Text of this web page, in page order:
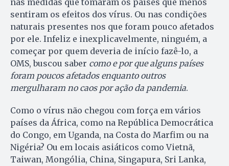
nas medidas que tomaram os países que menos
sentiram os efeitos dos vírus. Ou nas condições
naturais presentes nos que foram pouco afetados
por ele. Infeliz e inexplicavelmente, ninguém, a
começar por quem deveria de início fazê-lo, a
OMS, buscou saber como e por que alguns países
foram poucos afetados enquanto outros
mergulharam no caos por ação da pandemia.
Como o vírus não chegou com força em vários
países da África, como na República Democrática
do Congo, em Uganda, na Costa do Marfim ou na
Nigéria? Ou em locais asiáticos como Vietnã,
Taiwan, Mongólia, China, Singapura, Sri Lanka,